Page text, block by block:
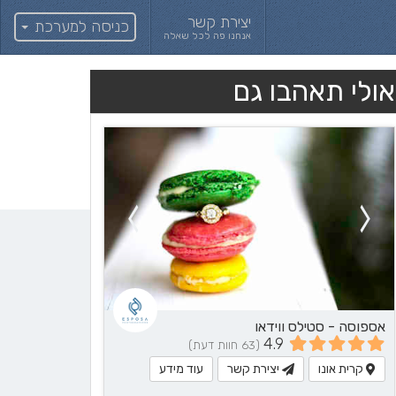
יצירת קשר
אנחנו פה לכל שאלה כניסה למערכת
אולי תאהבו גם
אספוסה - סטילס ווידאו
4.9 (63 חוות דעת)
קרית אונו יצירת קשר עוד מידע